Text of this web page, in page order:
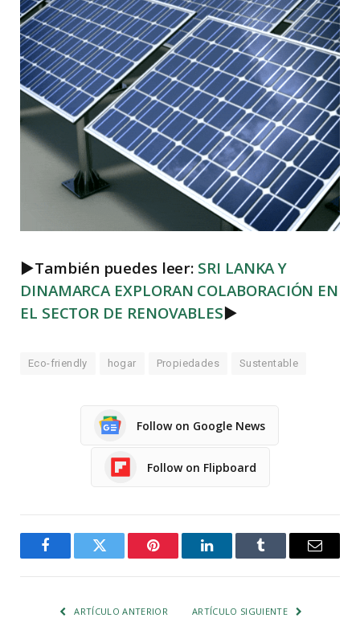
►También puedes leer: SRI LANKA Y
DINAMARCA EXPLORAN COLABORACIÓN EN
EL SECTOR DE RENOVABLES►
Eco-friendly hogar Propiedades Sustentable
Follow on Google News
Follow on Flipboard
FacebookTwitter Pinterest LinkedInTumblr Email
ARTÍCULO ANTERIOR ARTÍCULO SIGUIENTE